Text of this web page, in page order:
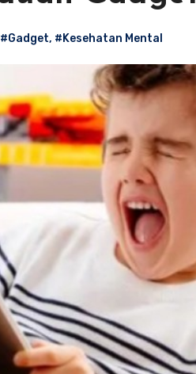
#Gadget, #Kesehatan Mental